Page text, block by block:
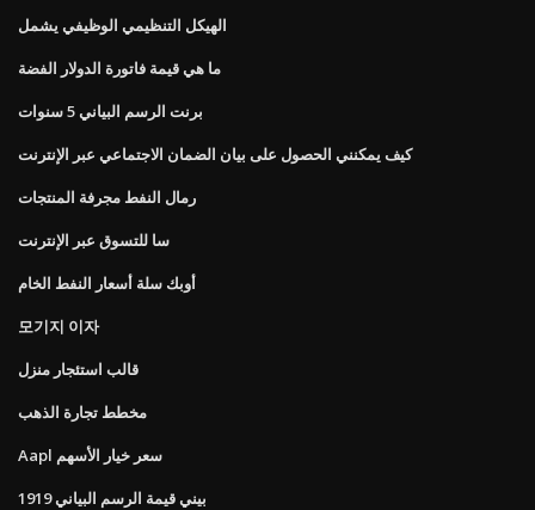
الهيكل التنظيمي الوظيفي يشمل
ما هي قيمة فاتورة الدولار الفضة
برنت الرسم البياني 5 سنوات
كيف يمكنني الحصول على بيان الضمان الاجتماعي عبر الإنترنت
رمال النفط مجرفة المنتجات
سا للتسوق عبر الإنترنت
أوبك سلة أسعار النفط الخام
모기지 이자
قالب استئجار منزل
مخطط تجارة الذهب
Aapl سعر خيار الأسهم
1919 بيني قيمة الرسم البياني